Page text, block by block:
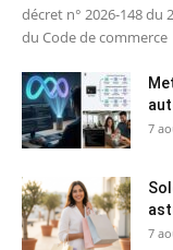
décret n° 2026-148 du
du Code de commerce
7
7